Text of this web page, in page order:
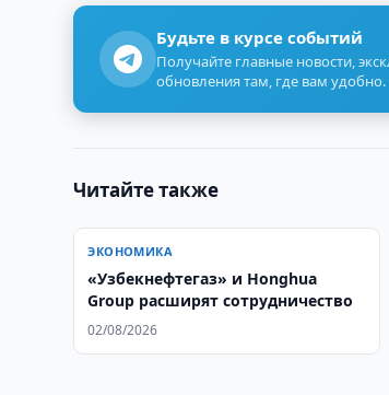
Будьте в курсе событий
Получайте главные новости,
обновления там, где вам удобно.
Читайте также
ЭКОНОМИКА
«Узбекнефтегаз» и Honghua
Group расширят сотрудничество
02/08/2026